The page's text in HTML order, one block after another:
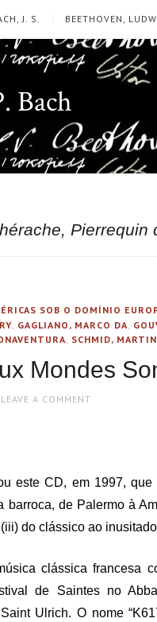
J. S. BEETHOVEN,
Bach
Pierrequin
SOB O DOMÍNIO
GAGLIANO, MARCO DA
SCHMID, MARTIN
Mondes
LEAVE A COMMENT
este CD, em 1997,
barroca, de Palermo à
do clássico ao
clássica francesa
de Saintes no
Ulrich. O nome